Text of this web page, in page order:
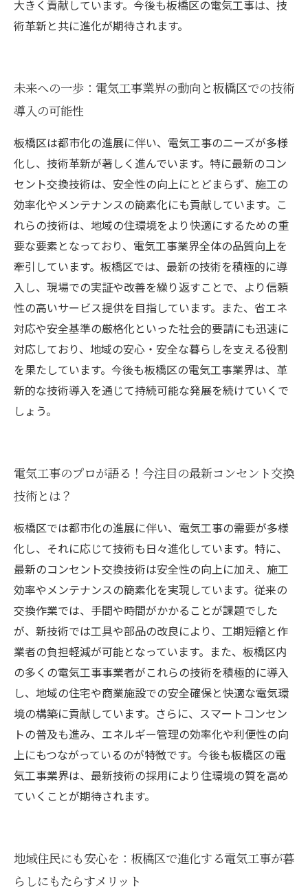
大きく貢献しています。今後も板橋区の電気工事は、技
術革新と共に進化が期待されます。
未来への一歩：電気工事業界の動向と板橋区での技術
導入の可能性
板橋区は都市化の進展に伴い、電気工事のニーズが多様
化し、技術革新が著しく進んでいます。特に最新のコン
セント交換技術は、安全性の向上にとどまらず、施工の
効率化やメンテナンスの簡素化にも貢献しています。こ
れらの技術は、地域の住環境をより快適にするための重
要な要素となっており、電気工事業界全体の品質向上を
牽引しています。板橋区では、最新の技術を積極的に導
入し、現場での実証や改善を繰り返すことで、より信頼
性の高いサービス提供を目指しています。また、省エネ
対応や安全基準の厳格化といった社会的要請にも迅速に
対応しており、地域の安心・安全な暮らしを支える役割
を果たしています。今後も板橋区の電気工事業界は、革
新的な技術導入を通じて持続可能な発展を続けていくで
しょう。
電気工事のプロが語る！今注目の最新コンセント交換
技術とは？
板橋区では都市化の進展に伴い、電気工事の需要が多様
化し、それに応じて技術も日々進化しています。特に、
最新のコンセント交換技術は安全性の向上に加え、施工
効率やメンテナンスの簡素化を実現しています。従来の
交換作業では、手間や時間がかかることが課題でした
が、新技術では工具や部品の改良により、工期短縮と作
業者の負担軽減が可能となっています。また、板橋区内
の多くの電気工事事業者がこれらの技術を積極的に導入
し、地域の住宅や商業施設での安全確保と快適な電気環
境の構築に貢献しています。さらに、スマートコンセン
トの普及も進み、エネルギー管理の効率化や利便性の向
上にもつながっているのが特徴です。今後も板橋区の電
気工事業界は、最新技術の採用により住環境の質を高め
ていくことが期待されます。
地域住民にも安心を：板橋区で進化する電気工事が暮
らしにもたらすメリット